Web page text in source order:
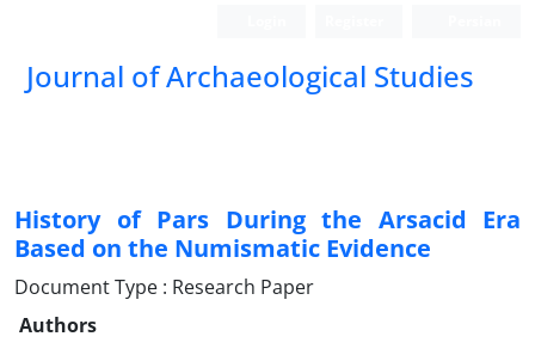
Journal of Archaeological Studies
History of Pars During the Arsacid Era
Based on the Numismatic Evidence
Document Type : Research Paper
Authors